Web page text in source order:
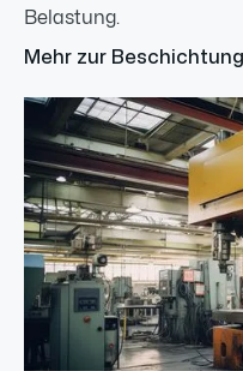
Belastung.
Mehr zur